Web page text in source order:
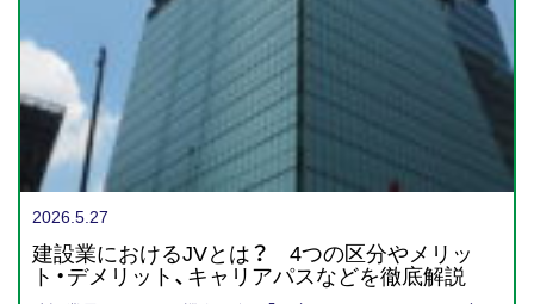
2026.5.27
建設業におけるJVとは？ 4つの区分やメリッ
ト・デメリット、キャリアパスなどを徹底解説